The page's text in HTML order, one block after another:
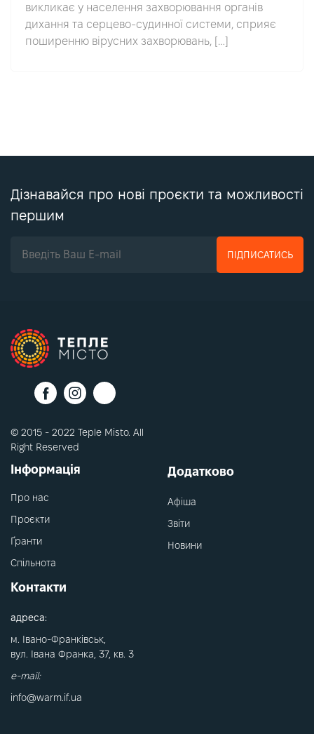
викликає у населення захворювання органів
дихання та серцево-судинної системи, сприяє
поширенню вірусних захворювань, […]
Дізнавайся про нові проєкти та можливості
першим
ПІДПИСАТИСЬ
© 2015 - 2022 Teple Misto. All
Right Reserved
Інформація
Про нас
Проєкти
Ґранти
Спільнота
Додатково
Афіша
Звіти
Новини
Контакти
адреса:
м. Івано-Франківськ,
вул. Івана Франка, 37, кв. 3
e-mail:
info@warm.if.ua